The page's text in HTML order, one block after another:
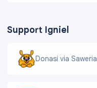
Support Igniel
Donasi via Saweria